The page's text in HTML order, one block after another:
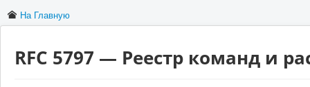
На Главную
RFC 5797 — Реестр команд и